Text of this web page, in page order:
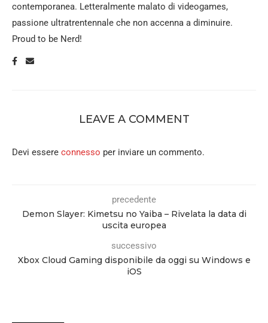
contemporanea. Letteralmente malato di videogames,
passione ultratrentennale che non accenna a diminuire.
Proud to be Nerd!
LEAVE A COMMENT
Devi essere connesso per inviare un commento.
precedente
Demon Slayer: Kimetsu no Yaiba – Rivelata la data di
uscita europea
successivo
Xbox Cloud Gaming disponibile da oggi su Windows e
iOS